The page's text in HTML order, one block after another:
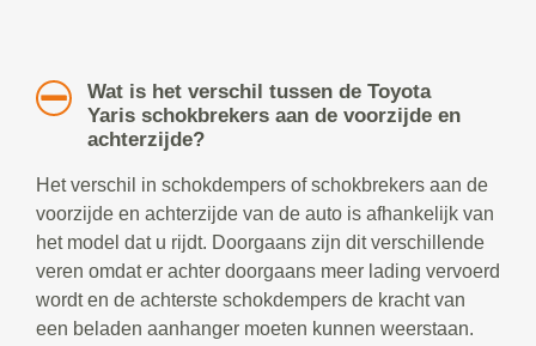
Wat is het verschil tussen de Toyota
Yaris schokbrekers aan de voorzijde en
achterzijde?
Het verschil in schokdempers of schokbrekers aan de
voorzijde en achterzijde van de auto is afhankelijk van
het model dat u rijdt. Doorgaans zijn dit verschillende
veren omdat er achter doorgaans meer lading vervoerd
wordt en de achterste schokdempers de kracht van
een beladen aanhanger moeten kunnen weerstaan.